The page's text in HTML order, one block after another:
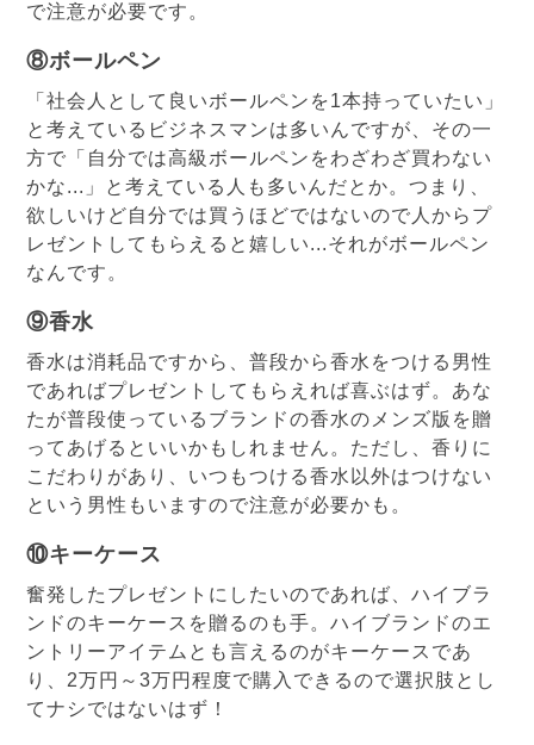
で注意が必要です。
⑧ボールペン
「社会人として良いボールペンを1本持っていたい」
と考えているビジネスマンは多いんですが、その一
方で「自分では高級ボールペンをわざわざ買わない
かな...」と考えている人も多いんだとか。つまり、
欲しいけど自分では買うほどではないので人からプ
レゼントしてもらえると嬉しい...それがボールペン
なんです。
⑨香水
香水は消耗品ですから、普段から香水をつける男性
であればプレゼントしてもらえれば喜ぶはず。あな
たが普段使っているブランドの香水のメンズ版を贈
ってあげるといいかもしれません。ただし、香りに
こだわりがあり、いつもつける香水以外はつけない
という男性もいますので注意が必要かも。
⑩キーケース
奮発したプレゼントにしたいのであれば、ハイブラ
ンドのキーケースを贈るのも手。ハイブランドのエ
ントリーアイテムとも言えるのがキーケースであ
り、2万円～3万円程度で購入できるので選択肢とし
てナシではないはず！